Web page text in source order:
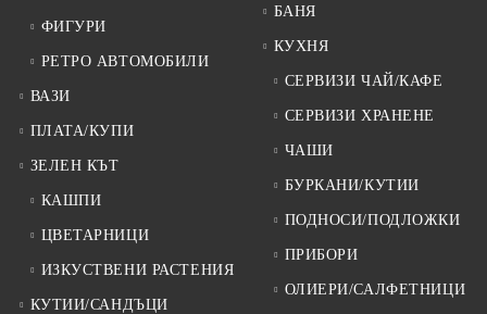
ФИГУРИ
РЕТРО АВТОМОБИЛИ
ВАЗИ
ПЛАТА/КУПИ
ЗЕЛЕН КЪТ
КАШПИ
ЦВЕТАРНИЦИ
ИЗКУСТВЕНИ РАСТЕНИЯ
КУТИИ/САНДЪЦИ
БАНЯ
КУХНЯ
СЕРВИЗИ ЧАЙ/КАФЕ
СЕРВИЗИ ХРАНЕНЕ
ЧАШИ
БУРКАНИ/КУТИИ
ПОДНОСИ/ПОДЛОЖКИ
ПРИБОРИ
ОЛИЕРИ/САЛФЕТНИЦИ